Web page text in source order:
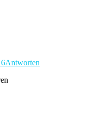
Antworten